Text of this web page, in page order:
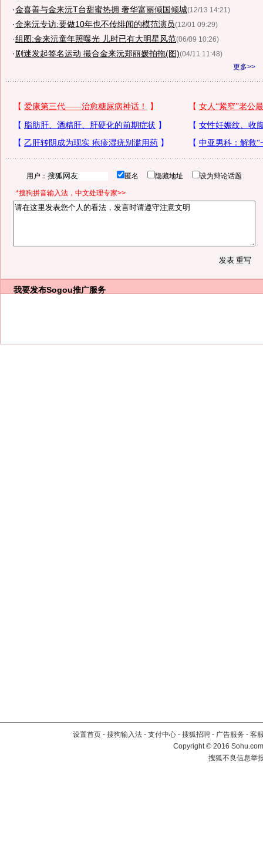
·金喜善与金来沅T台甜蜜热拥 奢华富丽倾国倾城(12/13 14:21)
·金来沅专访:要做10年也不传绯闻的模范演员(12/01 09:29)
·组图:金来沅童年照曝光 儿时已有大明星风范(06/09 10:26)
·剧迷发起签名运动 撮合金来沅郑丽媛拍拖(图)(04/11 11:48)
更多>>
用户： 匿名 隐藏地址 设为辩论话题
*搜狗拼音输入法，中文处理专家>>
我要发布Sogou推广服务
设置首页 - 搜狗输入法 - 支付中心 - 搜狐招聘 - 广告服务 - 客
Copyright©2016
搜狐不良信息举